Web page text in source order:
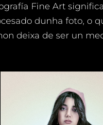
Fine Art
dunha foto, o
deixa de ser un